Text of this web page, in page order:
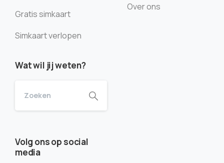
Gratis simkaart
Simkaart verlopen
Over ons
Wat wil jij weten?
Volg ons op social
media